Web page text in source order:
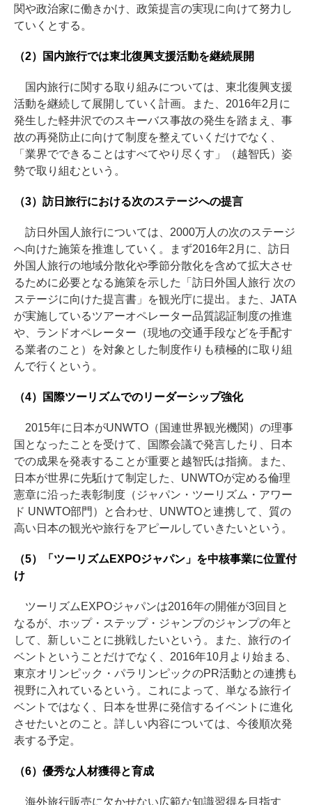
関や政治家に働きかけ、政策提言の実現に向けて努力し
ていくとする。
（2）国内旅行では東北復興支援活動を継続展開
国内旅行に関する取り組みについては、東北復興支援
活動を継続して展開していく計画。また、2016年2月に
発生した軽井沢でのスキーバス事故の発生を踏まえ、事
故の再発防止に向けて制度を整えていくだけでなく、
「業界でできることはすべてやり尽くす」（越智氏）姿
勢で取り組むという。
（3）訪日旅行における次のステージへの提言
訪日外国人旅行については、2000万人の次のステージ
へ向けた施策を推進していく。まず2016年2月に、訪日
外国人旅行の地域分散化や季節分散化を含めて拡大させ
るために必要となる施策を示した「訪日外国人旅行 次の
ステージに向けた提言書」を観光庁に提出。また、JATA
が実施しているツアーオペレーター品質認証制度の推進
や、ランドオペレーター（現地の交通手段などを手配す
る業者のこと）を対象とした制度作りも積極的に取り組
んで行くという。
（4）国際ツーリズムでのリーダーシップ強化
2015年に日本がUNWTO（国連世界観光機関）の理事
国となったことを受けて、国際会議で発言したり、日本
での成果を発表することが重要と越智氏は指摘。また、
日本が世界に先駈けて制定した、UNWTOが定める倫理
憲章に沿った表彰制度（ジャパン・ツーリズム・アワー
ド UNWTO部門）と合わせ、UNWTOと連携して、質の
高い日本の観光や旅行をアピールしていきたいという。
（5）「ツーリズムEXPOジャパン」を中核事業に位置付
け
ツーリズムEXPOジャパンは2016年の開催が3回目と
なるが、ホップ・ステップ・ジャンプのジャンプの年と
して、新しいことに挑戦したいという。また、旅行のイ
ベントということだけでなく、2016年10月より始まる、
東京オリンピック・パラリンピックのPR活動との連携も
視野に入れているという。これによって、単なる旅行イ
ベントではなく、日本を世界に発信するイベントに進化
させたいとのこと。詳しい内容については、今後順次発
表する予定。
（6）優秀な人材獲得と育成
海外旅行販売に欠かせない広範な知識習得を目指す